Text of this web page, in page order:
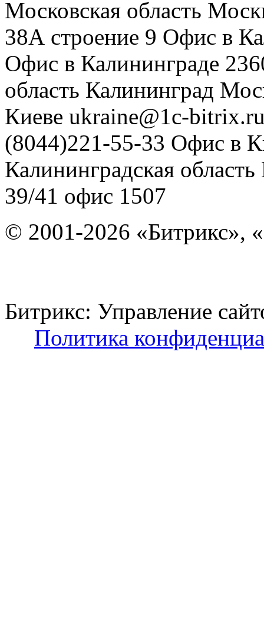
Московская область
38А строение 9 Офис в
Офис в Калининграде
область Калининград
Киеве ukraine@1c-
(8044)221-55-33 Офис в
Калининградская область
39/41 офис 1507
© 2001-2026 «Битрикс»,
Битрикс: Управление
Политика